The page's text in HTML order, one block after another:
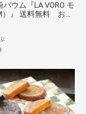
バウム『LA VORO モ
）』 送料無料 お取
ゼント 手土産 お持